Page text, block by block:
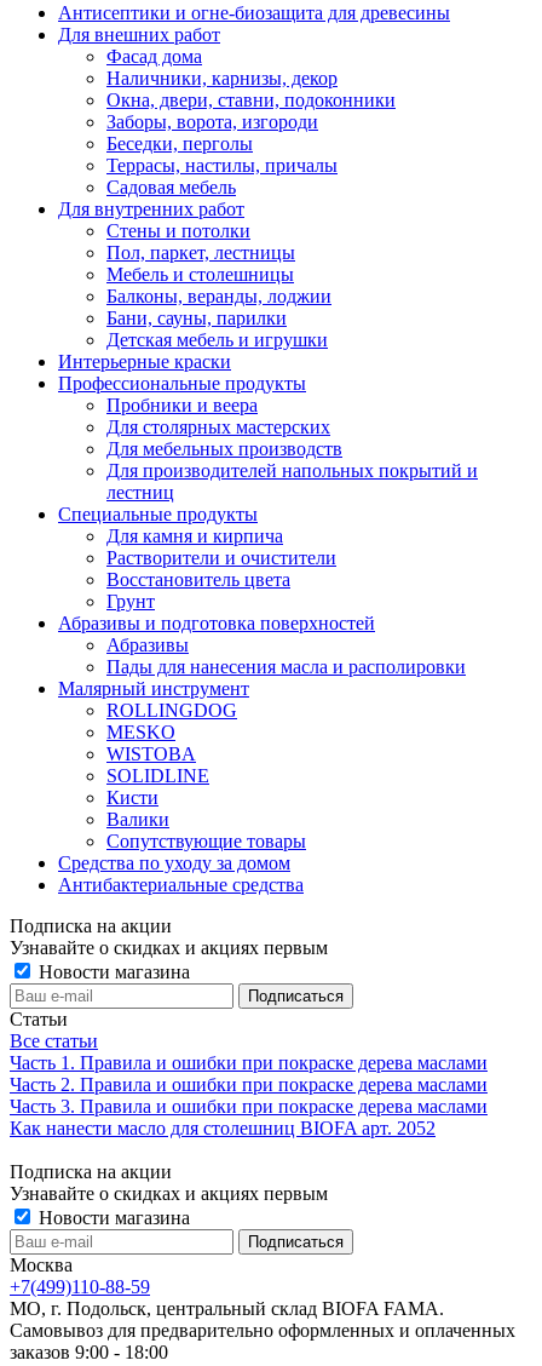
Антисептики и огне-биозащита для древесины
Для внешних работ
Фасад дома
Наличники, карнизы, декор
Окна, двери, ставни, подоконники
Заборы, ворота, изгороди
Беседки, перголы
Террасы, настилы, причалы
Садовая мебель
Для внутренних работ
Стены и потолки
Пол, паркет, лестницы
Мебель и столешницы
Балконы, веранды, лоджии
Бани, сауны, парилки
Детская мебель и игрушки
Интерьерные краски
Профессиональные продукты
Пробники и веера
Для столярных мастерских
Для мебельных производств
Для производителей напольных покрытий и
лестниц
Специальные продукты
Для камня и кирпича
Растворители и очистители
Восстановитель цвета
Грунт
Абразивы и подготовка поверхностей
Абразивы
Пады для нанесения масла и располировки
Малярный инструмент
ROLLINGDOG
MESKO
WISTOBA
SOLIDLINE
Кисти
Валики
Сопутствующие товары
Средства по уходу за домом
Антибактериальные средства
Подписка на акции
Узнавайте о скидках и акциях первым
Новости магазина
Статьи
Все статьи
Часть 1. Правила и ошибки при покраске дерева маслами
Часть 2. Правила и ошибки при покраске дерева маслами
Часть 3. Правила и ошибки при покраске дерева маслами
Как нанести масло для столешниц BIOFA арт. 2052
Подписка на акции
Узнавайте о скидках и акциях первым
Новости магазина
Москва
+7(499)110-88-59
МО, г. Подольск, центральный склад BIOFA FAMA.
Самовывоз для предварительно оформленных и оплаченных
заказов 9:00 - 18:00